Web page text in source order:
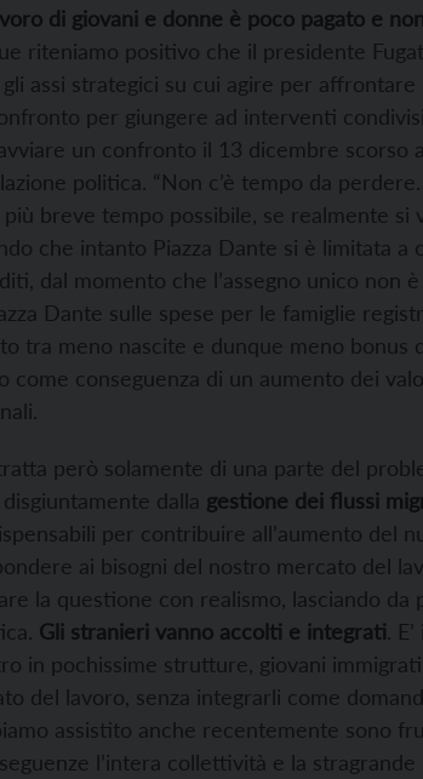
di giovani e donne è poco pagato e
riteniamo positivo che il presidente
assi strategici su cui agire per
per giungere ad interventi
un confronto il 13 dicembre scorso
politica. “Non c’è tempo da
breve tempo possibile, se realmente si
che intanto Piazza Dante si è limitata
dal momento che l’assegno unico non
Dante sulle spese per le famiglie
tra meno nascite e dunque meno bonus
come conseguenza di un aumento dei
però solamente di una parte del
dalla gestione dei flussi
per contribuire all’aumento del
ai bisogni del nostro mercato del
la questione con realismo, lasciando
Gli stranieri vanno accolti e integrati.
in pochissime strutture, giovani
del lavoro, senza integrarli come
assistito anche recentemente sono
l’intera collettività e la